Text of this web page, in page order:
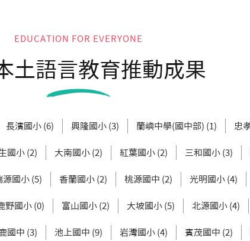
EDUCATION FOR EVERYONE
土語言教育推動成果
長濱國小 (6) 興隆國小 (3) 蘭嶼中學(國中部) (1) 忠
國小 (2) 大南國小 (2) 紅葉國小 (2) 三和國小 (3)
源國小 (5) 香蘭國小 (2) 桃源國中 (2) 光明國小 (4)
野國小 (0) 富山國小 (2) 大坡國小 (5) 北源國小 (4)
國中 (3) 池上國中 (9) 岩灣國小 (4) 賓茂國中 (2)